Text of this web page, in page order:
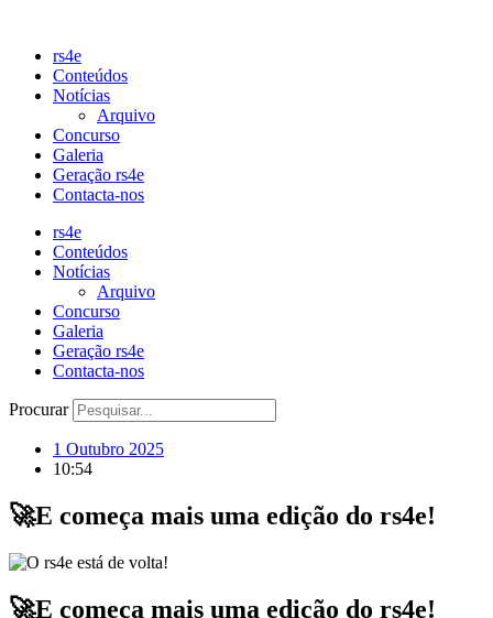
conteúdo
rs4e
Conteúdos
Notícias
Arquivo
Concurso
Galeria
Geração rs4e
Contacta-nos
rs4e
Conteúdos
Notícias
Arquivo
Concurso
Galeria
Geração rs4e
Contacta-nos
Procurar
1 Outubro 2025
10:54
🚀E começa mais uma edição do rs4e!
🚀E começa mais uma edição do rs4e!